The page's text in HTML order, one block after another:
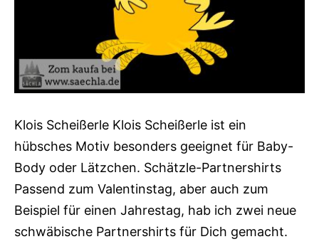
Klois Scheißerle Klois Scheißerle ist ein
hübsches Motiv besonders geeignet für Baby-
Body oder Lätzchen. Schätzle-Partnershirts
Passend zum Valentinstag, aber auch zum
Beispiel für einen Jahrestag, hab ich zwei neue
schwäbische Partnershirts für Dich gemacht.